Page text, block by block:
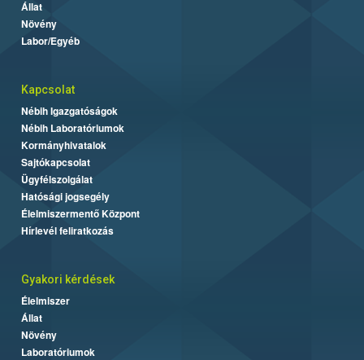
Állat
Növény
Labor/Egyéb
Kapcsolat
Nébih Igazgatóságok
Nébih Laboratóriumok
Kormányhivatalok
Sajtókapcsolat
Ügyfélszolgálat
Hatósági jogsegély
Élelmiszermentő Központ
Hírlevél feliratkozás
Gyakori kérdések
Élelmiszer
Állat
Növény
Laboratóriumok